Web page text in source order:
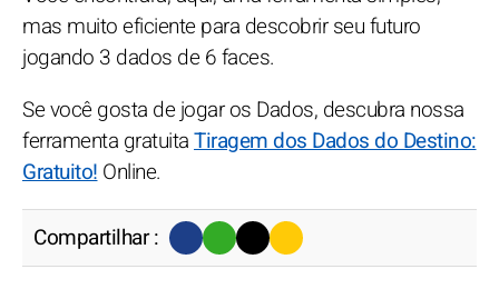
mas muito eficiente para descobrir seu futuro
jogando 3 dados de 6 faces.
Se você gosta de jogar os Dados, descubra nossa
ferramenta gratuitaTiragem dos Dados do Destino:
Gratuito! Online.
Compartilhar :